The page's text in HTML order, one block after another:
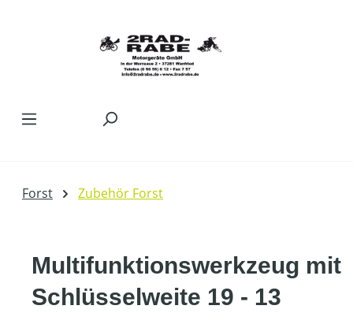
Forst Zubehör Forst
Multifunktionswerkzeug mit
Schlüsselweite 19 - 13